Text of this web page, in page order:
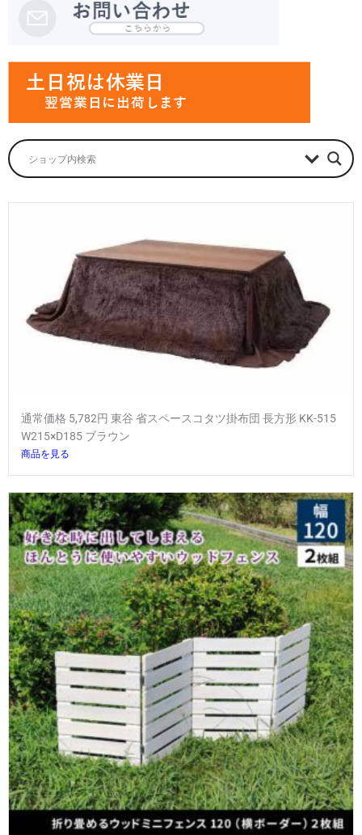
通常価格 5,782円 東谷 省スペースコタツ掛布団 長方形 KK-515
W215×D185 ブラウン
商品を見る